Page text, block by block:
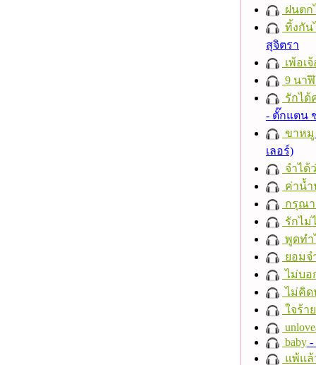
ฝนตก
ทิ้งกัน
สุจิตรา
เพ้อเ
9 นา
รักได้
- ตั๊กแตน
ขาหมู
เลอร์)
จำได้
ค่าน้
กรุณา
รักไม่
พูดทำ
ยอม
ไม่บอ
ไม่คิด
ใจร้าย
baby -
แพ้แล้